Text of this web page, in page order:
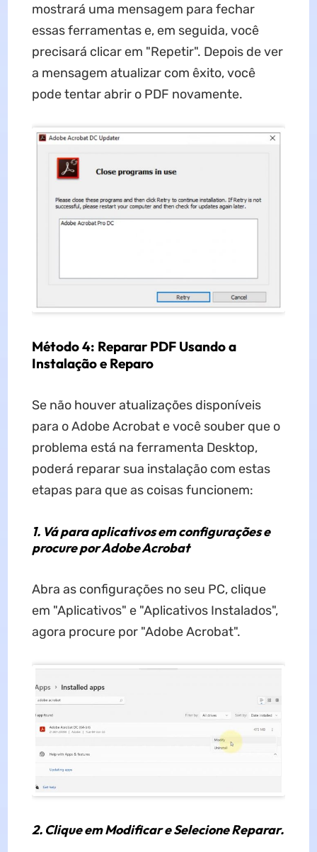
mostrará uma mensagem para fechar
essas ferramentas e, em seguida, você
precisará clicar em "Repetir". Depois de ver
a mensagem atualizar com êxito, você
pode tentar abrir o PDF novamente.
Método 4: Reparar PDF Usando a
Instalação e Reparo
Se não houver atualizações disponíveis
para o Adobe Acrobat e você souber que o
problema está na ferramenta Desktop,
poderá reparar sua instalação com estas
etapas para que as coisas funcionem:
1. Vá para aplicativos em configurações e
procure por Adobe Acrobat
Abra as configurações no seu PC, clique
em "Aplicativos" e "Aplicativos Instalados",
agora procure por "Adobe Acrobat".
2. Clique em Modificar e Selecione Reparar.